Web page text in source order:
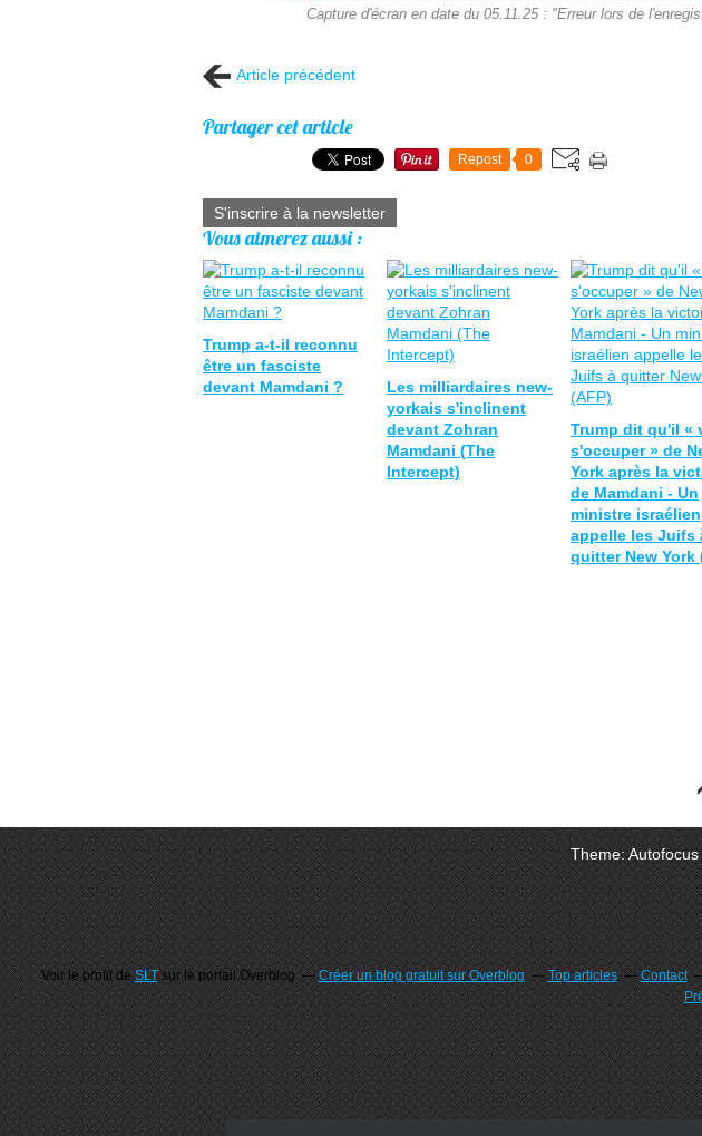
Capture d'écran en date du 05.11.25 : "Erreur lors de
Article précédent
Partager cet article
Repost 0
S'inscrire à la newsletter
Vous aimerez aussi :
Trump a-t-il reconnu
être un fasciste
devant Mamdani ?
Les milliardaires new-
yorkais s'inclinent
devant Zohran
Mamdani (The
Intercept)
Trump dit qu'il «
s'occuper » de
York après la
de Mamdani - Un
ministre israélien
appelle les Juifs
quitter New York
Theme:
Voir le profil deSLTsur le portail Overblog Créer un blog gratuit sur Overblog Top articles Contact